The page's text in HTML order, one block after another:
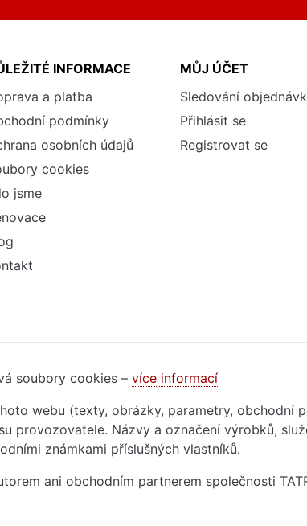
INFORMACE
a platba
podmínky
osobních údajů
cookies
jsme
MŮJ ÚČET
Sledování
Přihlásit se
Registrovat se
soubory cookies – více informací
webu (texty, obrázky, parametry, obchodní
provozovatele. Názvy a označení výrobků,
známkami příslušných vlastníků.
ani obchodním partnerem společnosti